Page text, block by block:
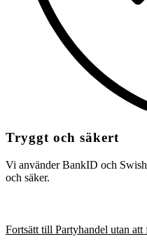
Tryggt och säkert
Vi använder BankID och
och säker.
Fortsätt till Partyhandel utan att